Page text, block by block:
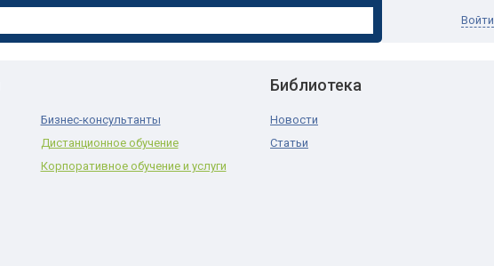
Войти
Бизнес-консультанты
Дистанционное обучение
Корпоративное обучение и услуги
Библиотека
Новости
Статьи